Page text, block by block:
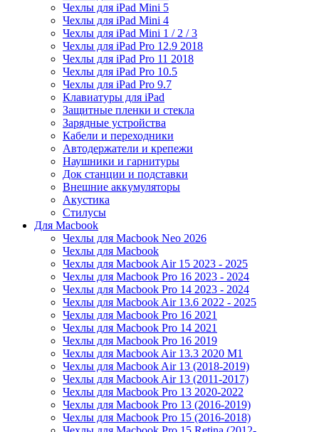
Чехлы для iPad Mini 5
Чехлы для iPad Mini 4
Чехлы для iPad Mini 1 / 2 / 3
Чехлы для iPad Pro 12.9 2018
Чехлы для iPad Pro 11 2018
Чехлы для iPad Pro 10.5
Чехлы для iPad Pro 9.7
Клавиатуры для iPad
Защитные пленки и стекла
Зарядные устройства
Кабели и переходники
Автодержатели и крепежи
Наушники и гарнитуры
Док станции и подставки
Внешние аккумуляторы
Акустика
Стилусы
Для Macbook
Чехлы для Macbook Neo 2026
Чехлы для Macbook
Чехлы для Macbook Air 15 2023 - 2025
Чехлы для Macbook Pro 16 2023 - 2024
Чехлы для Macbook Pro 14 2023 - 2024
Чехлы для Macbook Air 13.6 2022 - 2025
Чехлы для Macbook Pro 16 2021
Чехлы для Macbook Pro 14 2021
Чехлы для Macbook Pro 16 2019
Чехлы для Macbook Air 13.3 2020 M1
Чехлы для Macbook Air 13 (2018-2019)
Чехлы для Macbook Air 13 (2011-2017)
Чехлы для Macbook Pro 13 2020-2022
Чехлы для Macbook Pro 13 (2016-2019)
Чехлы для Macbook Pro 15 (2016-2018)